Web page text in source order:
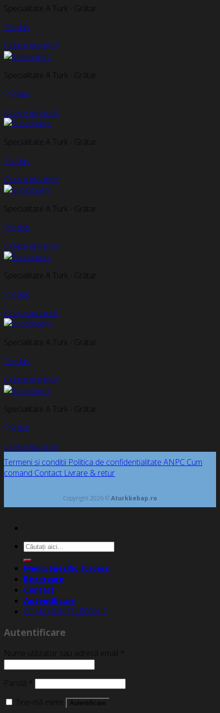
Specialitate A Turk - Grătar
Produs
Citește mai mult
Specialitate A Turk - Grătar
Produs
Citește mai mult
Specialitate A Turk - Grătar
Produs
Citește mai mult
Specialitate A Turk - Grătar
Produs
Citește mai mult
Specialitate A Turk - Grătar
Produs
Citește mai mult
Specialitate A Turk - Grătar
Produs
Citește mai mult
Specialitate A Turk - Grătar
Produs
Citește mai mult
Termeni si conditii Politica de confidentialitate ANPC Cum
comand Contact Livrare & retur
Copyright 2026 ©Aturkkebap.ro
Caută
după:
Meniu Specific Turcesc
Rezervare
Contact
Autentificare
COMANDĂ TELEFONIC
Autentificare
Nume utilizator sau adresă email *
Parolă *
Ține-mă minte
Autentificare